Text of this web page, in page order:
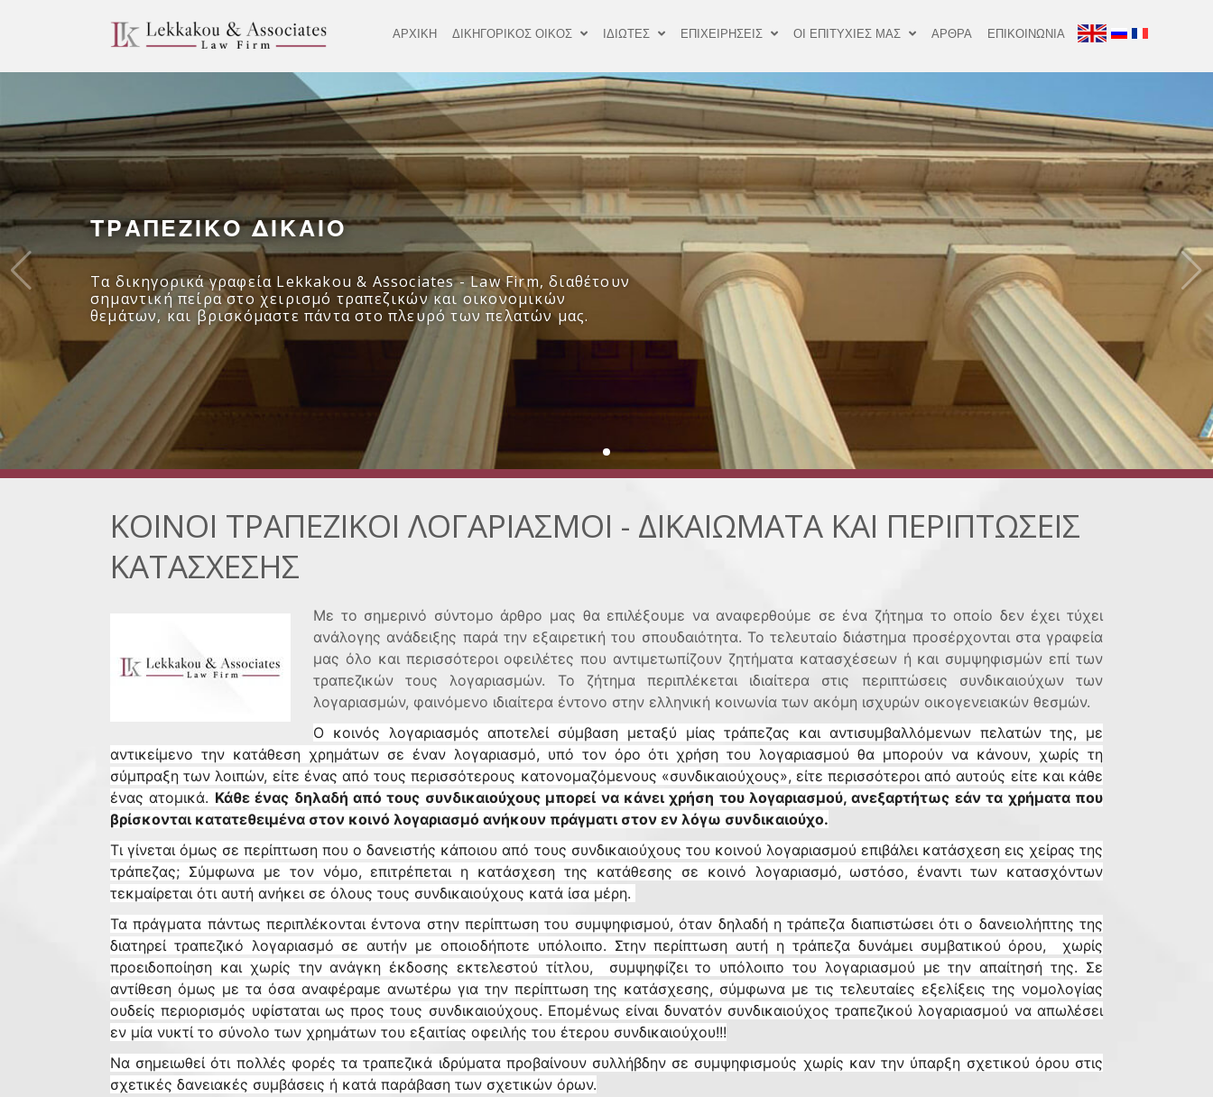
ΑΡΧΙΚΗ ΔΙΚΗΓΟΡΙΚΟΣ ΟΙΚΟΣ ΙΔΙΩΤΕΣ ΕΠΙΧΕΙΡΗΣΕΙΣ ΟΙ ΕΠΙΤΥΧΙΕΣ ΜΑΣ ΑΡΘΡΑ ΕΠΙΚΟΙΝΩΝΙΑ
ΤΡΑΠΕΖΙΚΟ ΔΙΚΑΙΟ
Τα δικηγορικά γραφεία Lekkakou & Associates - Law Firm, διαθέτουν
σημαντική πείρα στο χειρισμό τραπεζικών και οικονομικών
θεμάτων, και βρισκόμαστε πάντα στο πλευρό των πελατών μας.
ΚΟΙΝΟΙ ΤΡΑΠΕΖΙΚΟΙ ΛΟΓΑΡΙΑΣΜΟΙ - ΔΙΚΑΙΩΜΑΤΑ ΚΑΙ ΠΕΡΙΠΤΩΣΕΙΣ
ΚΑΤΑΣΧΕΣΗΣ
Με το σημερινό σύντομο άρθρο μας θα επιλέξουμε να αναφερθούμε σε ένα ζήτημα το οποίο δεν έχει τύχει
ανάλογης ανάδειξης παρά την εξαιρετική του σπουδαιότητα. Το τελευταίο διάστημα προσέρχονται στα γραφεία
μας όλο και περισσότεροι οφειλέτες που αντιμετωπίζουν ζητήματα κατασχέσεων ή και συμψηφισμών επί των
τραπεζικών τους λογαριασμών. Το ζήτημα περιπλέκεται ιδιαίτερα στις περιπτώσεις συνδικαιούχων των
λογαριασμών, φαινόμενο ιδιαίτερα έντονο στην ελληνική κοινωνία των ακόμη ισχυρών οικογενειακών θεσμών.
Ο κοινός λογαριασμός αποτελεί σύμβαση μεταξύ μίας τράπεζας και αντισυμβαλλόμενων πελατών της, με
αντικείμενο την κατάθεση χρημάτων σε έναν λογαριασμό, υπό τον όρο ότι χρήση του λογαριασμού θα μπορούν να κάνουν, χωρίς τη
σύμπραξη των λοιπών, είτε ένας από τους περισσότερους κατονομαζόμενους «συνδικαιούχους», είτε περισσότεροι από αυτούς είτε και κάθε
ένας ατομικά. Κάθε ένας δηλαδή από τους συνδικαιούχους μπορεί να κάνει χρήση του λογαριασμού, ανεξαρτήτως εάν τα χρήματα που
βρίσκονται κατατεθειμένα στον κοινό λογαριασμό ανήκουν πράγματι στον εν λόγω συνδικαιούχο.
Τι γίνεται όμως σε περίπτωση που ο δανειστής κάποιου από τους συνδικαιούχους του κοινού λογαριασμού επιβάλει κατάσχεση εις χείρας της
τράπεζας; Σύμφωνα με τον νόμο, επιτρέπεται η κατάσχεση της κατάθεσης σε κοινό λογαριασμό, ωστόσο, έναντι των κατασχόντων
τεκμαίρεται ότι αυτή ανήκει σε όλους τους συνδικαιούχους κατά ίσα μέρη.
Τα πράγματα πάντως περιπλέκονται έντονα στην περίπτωση του συμψηφισμού, όταν δηλαδή η τράπεζα διαπιστώσει ότι ο δανειολήπτης της
διατηρεί τραπεζικό λογαριασμό σε αυτήν με οποιοδήποτε υπόλοιπο. Στην περίπτωση αυτή η τράπεζα δυνάμει συμβατικού όρου, χωρίς
προειδοποίηση και χωρίς την ανάγκη έκδοσης εκτελεστού τίτλου, συμψηφίζει το υπόλοιπο του λογαριασμού με την απαίτησή της. Σε
αντίθεση όμως με τα όσα αναφέραμε ανωτέρω για την περίπτωση της κατάσχεσης, σύμφωνα με τις τελευταίες εξελίξεις της νομολογίας
ουδείς περιορισμός υφίσταται ως προς τους συνδικαιούχους. Επομένως είναι δυνατόν συνδικαιούχος τραπεζικού λογαριασμού να απωλέσει
εν μία νυκτί το σύνολο των χρημάτων του εξαιτίας οφειλής του έτερου συνδικαιούχου!!!
Να σημειωθεί ότι πολλές φορές τα τραπεζικά ιδρύματα προβαίνουν συλλήβδην σε συμψηφισμούς χωρίς καν την ύπαρξη σχετικού όρου στις
σχετικές δανειακές συμβάσεις ή κατά παράβαση των σχετικών όρων.